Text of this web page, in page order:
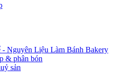
- Nguyên Liệu Làm Bánh Bakery
& phân bón
sản